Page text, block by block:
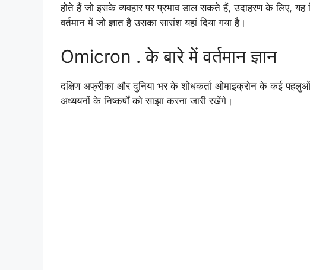
होते हैं जो इसके व्यवहार पर प्रभाव डाल सकते हैं, उदाहरण के लिए, यह
वर्तमान में जो ज्ञात है उसका सारांश यहां दिया गया है।
Omicron . के बारे में वर्तमान ज्ञान
दक्षिण अफ्रीका और दुनिया भर के शोधकर्ता ओमाइक्रोन के कई
अध्ययनों के निष्कर्षों को साझा करना जारी रखेंगे।